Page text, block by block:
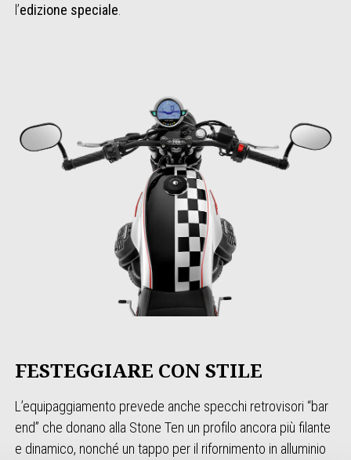
l’edizione speciale
FESTEGGIARE CON STILE
L’equipaggiamento prevede anche specchi retrovisori “bar
end” che donano alla Stone Ten un profilo ancora più filante
e dinamico, nonché un tappo per il rifornimento in alluminio